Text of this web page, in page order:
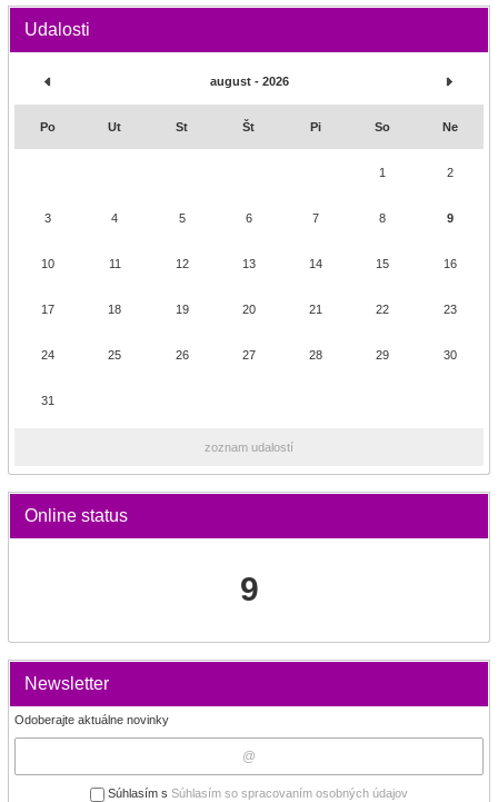
Udalosti
august - 2026
Po Ut St Št Pi So Ne
1 2
3 4 5 6 7 8 9
10 11 12 13 14 15 16
17 18 19 20 21 22 23
24 25 26 27 28 29 30
31
zoznam udalostí
Online status
9
Newsletter
Odoberajte aktuálne novinky
Súhlasím s Súhlasím so spracovaním osobných údajov